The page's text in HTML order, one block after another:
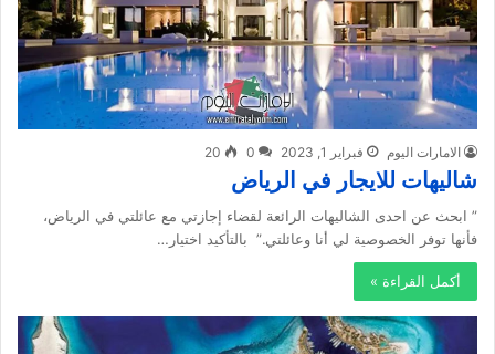
الامارات اليوم فبراير 1, 2023 0
20
شاليهات للايجار في الرياض
” ابحث عن احدى الشاليهات الرائعة لقضاء إجازتي مع عائلتي في الرياض،
فأنها توفر الخصوصية لي أنا وعائلتي.” بالتأكيد اختيار…
أكمل القراءة »